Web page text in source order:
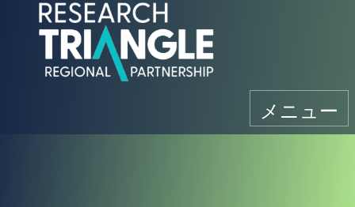
コンテンツにスキップ
メニュー